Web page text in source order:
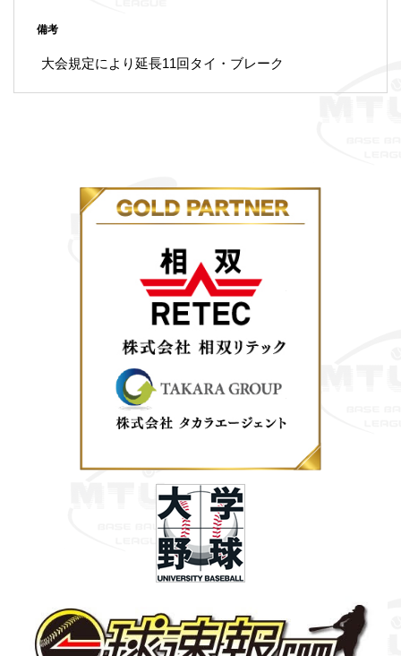
備考
大会規定により延長11回タイ・ブレーク